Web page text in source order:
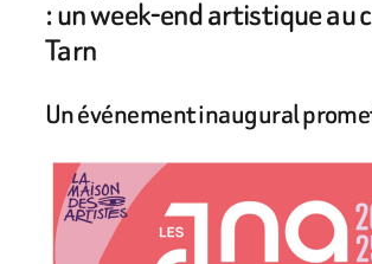
: un week-end artistique au
Tarn
Un événement inaugural